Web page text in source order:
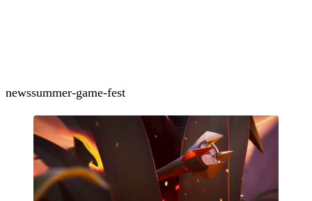
newssummer-game-fest